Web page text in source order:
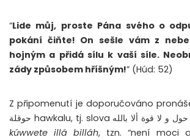
“Lide můj, proste Pána svého o
pokání čiňte! On sešle vám z
hojným a přidá sílu k vaší síle.
zády způsobem hříšným!” (Húd: 52)
Z připomenutí je doporučováno
kúwwete illá billáh, tzn. “není moci